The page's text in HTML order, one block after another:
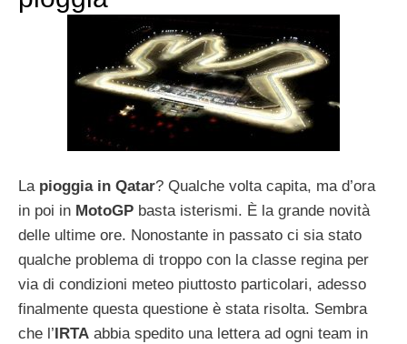
Lapioggia in Qatar? Qualche volta capita, ma d’ora
in poi in MotoGP basta isterismi. È la grande novità
delle ultime ore. Nonostante in passato ci sia stato
qualche problema di troppo con la classe regina per
via di condizioni meteo piuttosto particolari, adesso
finalmente questa questione è stata risolta. Sembra
che l’IRTA abbia spedito una lettera ad ogni team in